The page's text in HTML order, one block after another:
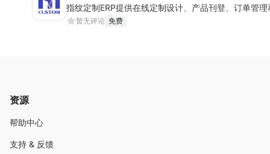
指纹定制ERP提供在线定制设计、产品刊登、订单管
暂无评论 免费
资源
帮助中心
支持 & 反馈